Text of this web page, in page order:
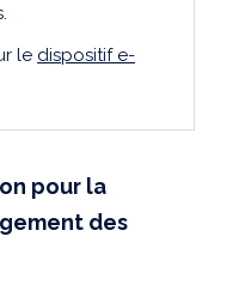
le dispositif e-
pour la
des